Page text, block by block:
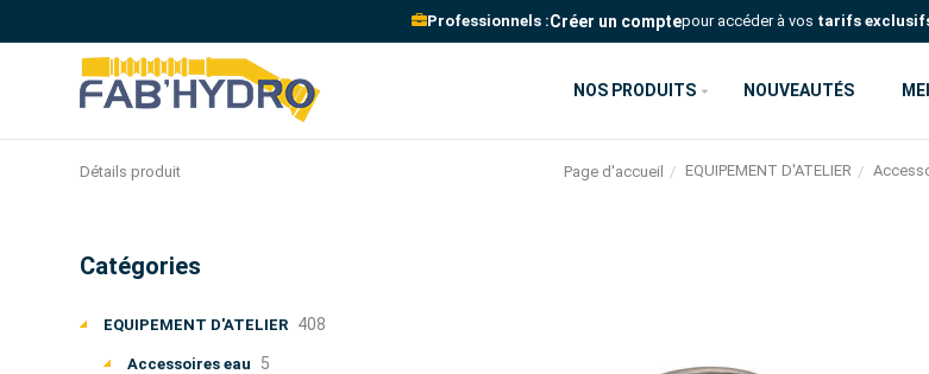
Professionnels :Créer un comptepour accéder à vos tarifs
NOS PRODUITS NOUVEAUTÉS
Détails produit Page d'accueil EQUIPEMENT D'ATELIER
Catégories
EQUIPEMENT D'ATELIER 408
Accessoires eau 5